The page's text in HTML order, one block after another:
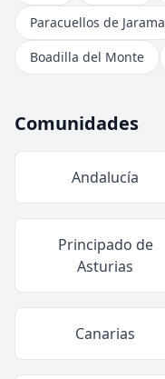
Paracuellos de Jarama
Boadilla del Monte
Comunidades
Andalucía
Principado de
Asturias
Canarias